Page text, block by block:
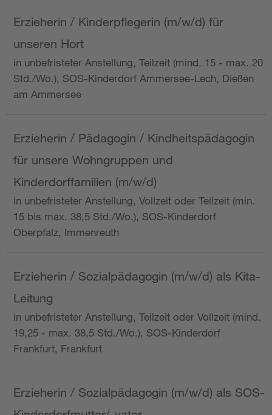
Erzieherin / Kinderpflegerin (m/w/d) für
unseren Hort
in unbefristeter Anstellung, Teilzeit (mind. 15 - max. 20
Std./Wo.), SOS-Kinderdorf Ammersee-Lech, Dießen
am Ammersee
Erzieherin / Pädagogin / Kindheitspädagogin
für unsere Wohngruppen und
Kinderdorffamilien (m/w/d)
in unbefristeter Anstellung, Vollzeit oder Teilzeit (min.
15 bis max. 38,5 Std./Wo.), SOS-Kinderdorf
Oberpfalz, Immenreuth
Erzieherin / Sozialpädagogin (m/w/d) als Kita-
Leitung
in unbefristeter Anstellung, Teilzeit oder Vollzeit (mind.
19,25 - max. 38,5 Std./Wo.), SOS-Kinderdorf
Frankfurt, Frankfurt
Erzieherin / Sozialpädagogin (m/w/d) als SOS-